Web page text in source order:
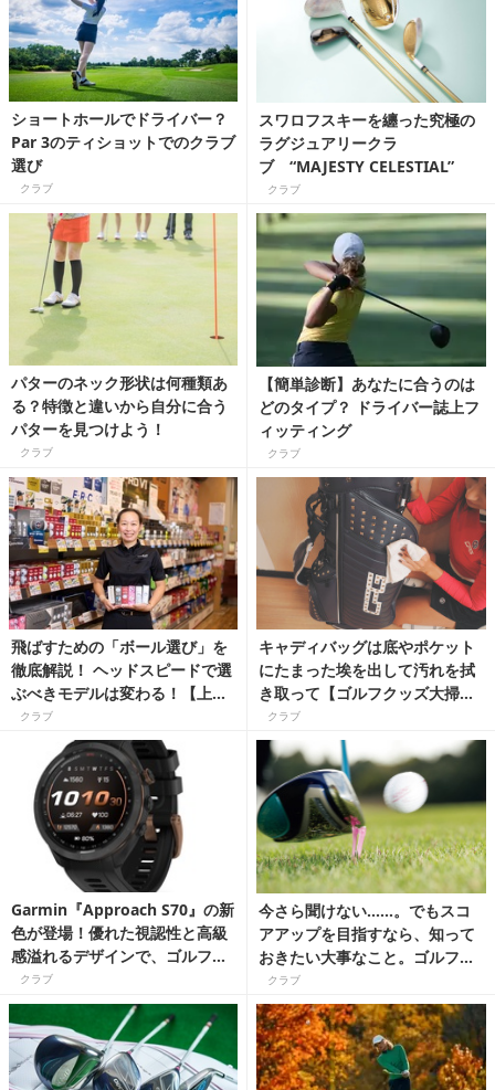
ショートホールでドライバー？
Par 3のティショットでのクラブ
選び
クラブ
スワロフスキーを纏った究極の
ラグジュアリークラ
ブ “MAJESTY CELESTIAL”
クラブ
パターのネック形状は何種類あ
る？特徴と違いから自分に合う
パターを見つけよう！
クラブ
【簡単診断】あなたに合うのは
どのタイプ？ ドライバー誌上フ
ィッティング
クラブ
飛ばすための「ボール選び」を
徹底解説！ ヘッドスピードで選
ぶべきモデルは変わる！【上達
ギア】
クラブ
キャディバッグは底やポケット
にたまった埃を出して汚れを拭
き取って【ゴルフクッズ大掃除
大作戦】
クラブ
Garmin『Approach S70』の新
色が登場！優れた視認性と高級
感溢れるデザインで、ゴルフに
も日常にも使えるプレミアムウ
ォッチ
クラブ
今さら聞けない……。でもスコ
アアップを目指すなら、知って
おきたい大事なこと。ゴルフボ
ールの選び方
クラブ